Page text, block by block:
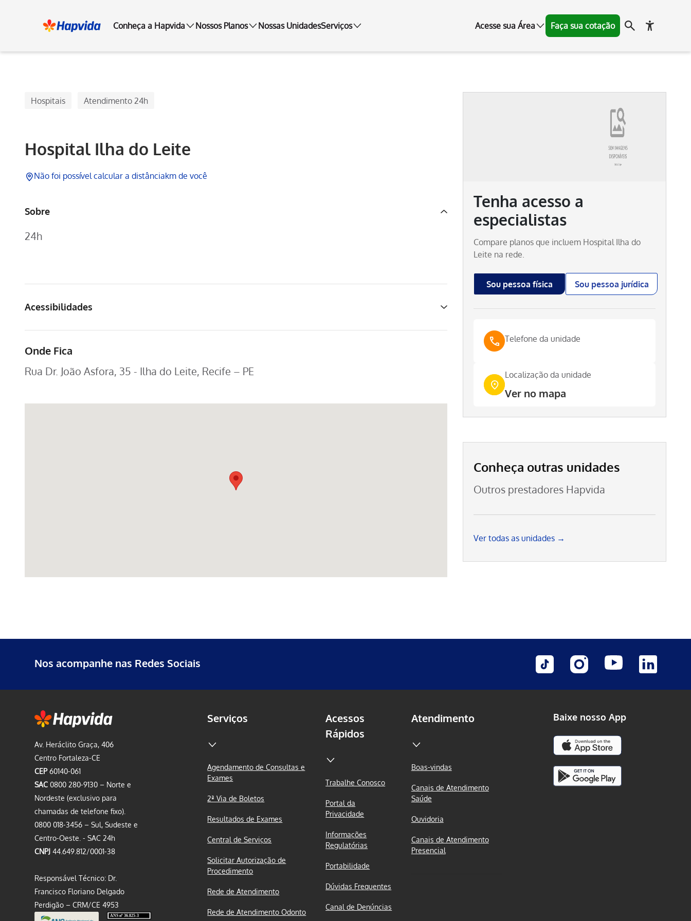
Conheça a Hapvida Nossos Planos Nossas UnidadesServiços Acesse sua Área Faça sua cotação
Hospitais Atendimento 24h
Hospital Ilha do Leite
Não foi possível calcular a distânciakm de você
Sobre
24h
Acessibilidades
Onde Fica
Rua Dr. João Asfora, 35 - Ilha do Leite, Recife – PE
Tenha acesso a
especialistas
Compare planos que incluem Hospital Ilha do
Leite na rede.
Sou pessoa física Sou pessoa jurídica
Telefone da unidade
Localização da unidade
Ver no mapa
Conheça outras unidades
Outros prestadores Hapvida
Ver todas as unidades →
Nos acompanhe nas Redes Sociais
Av. Heráclito Graça, 406
Centro Fortaleza-CE
CEP60140-061
SAC0800 280-9130 – Norte e
Nordeste (exclusivo para
chamadas de telefone fixo).
0800 018-3456 – Sul, Sudeste e
Centro-Oeste. - SAC 24h
CNPJ44.649.812/0001-38
Responsável Técnico: Dr.
Francisco Floriano Delgado
Perdigão – CRM/CE 4953
Serviços
Agendamento de Consultas e
Exames
2ª Via de Boletos
Resultados de Exames
Central de Serviços
Solicitar Autorização de
Procedimento
Rede de Atendimento
Rede de Atendimento Odonto
Acessos
Rápidos
Trabalhe Conosco
Portal da
Privacidade
Informações
Regulatórias
Portabilidade
Dúvidas Frequentes
Canal de Denúncias
Atendimento
Boas-vindas
Canais de Atendimento
Saúde
Ouvidoria
Canais de Atendimento
Presencial
Baixe nosso App